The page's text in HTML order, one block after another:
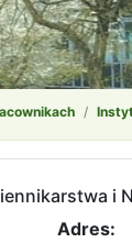
i
Adres: